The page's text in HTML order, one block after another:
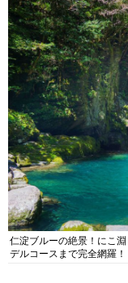
仁淀ブルーの絶景！にこ
デルコースまで完全網羅！